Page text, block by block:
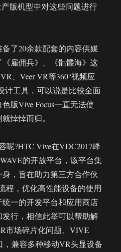
版机型中对这些问题进行
了20余款配套的内容供媒
雇佣兵》、《骷髅海》这
、Veer VR等360°视频应
计工具，可以说是比较全面
版Vive Focus一直无法使
悻悻而归。
呢?HTC Vive在VDC2017峰
的开放平台，该平台集
，旨在助力第三方合作伙
程，优化高性能设备的使用
一的开发平台和应用商店
行，相信此举可以帮助解
市场碎片化问题。VIVE
，兼容多种移动VR头显设备